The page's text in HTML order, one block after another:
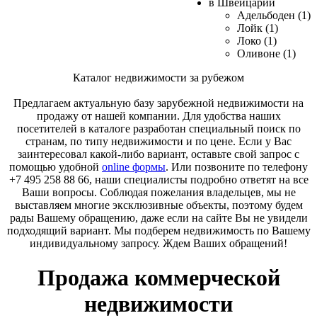
в Швейцарии
Адельбоден (1)
Лойк (1)
Локо (1)
Оливоне (1)
Каталог недвижимости за рубежом
Предлагаем актуальную базу зарубежной недвижимости на
продажу от нашей компании. Для удобства наших
посетителей в каталоге разработан специальный поиск по
странам, по типу недвижимости и по цене. Если у Вас
заинтересовал какой-либо вариант, оставьте свой запрос с
помощью удобной online формы. Или позвоните по телефону
+7 495 258 88 66, наши специалисты подробно ответят на все
Ваши вопросы. Соблюдая пожелания владельцев, мы не
выставляем многие эксклюзивные объекты, поэтому будем
рады Вашему обращению, даже если на сайте Вы не увидели
подходящий вариант. Мы подберем недвижимость по Вашему
индивидуальному запросу. Ждем Ваших обращений!
Продажа коммерческой
недвижимости